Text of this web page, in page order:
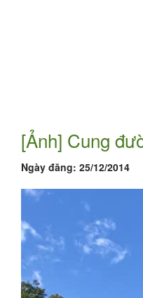
[Ảnh] Cung
Ngày đăng: 25/12/2014